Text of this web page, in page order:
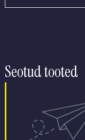
Seotud tooted